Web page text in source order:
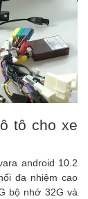
tô cho xe
android 10.2
đa nhiệm cao
bộ nhớ 32G và